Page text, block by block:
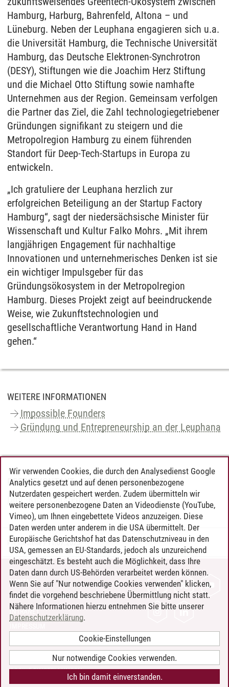
Hamburg, Harburg, Bahrenfeld, Altona – und
Lüneburg. Neben der Leuphana engagieren sich u.a.
die Universität Hamburg, die Technische Universität
Hamburg, das Deutsche Elektronen-Synchrotron
(DESY), Stiftungen wie die Joachim Herz Stiftung
und die Michael Otto Stiftung sowie namhafte
Unternehmen aus der Region. Gemeinsam verfolgen
die Partner das Ziel, die Zahl technologiegetriebener
Gründungen signifikant zu steigern und die
Metropolregion Hamburg zu einem führenden
Standort für Deep-Tech-Startups in Europa zu
entwickeln.
„Ich gratuliere der Leuphana herzlich zur
erfolgreichen Beteiligung an der Startup Factory
Hamburg“, sagt der niedersächsische Minister für
Wissenschaft und Kultur Falko Mohrs. „Mit ihrem
langjährigen Engagement für nachhaltige
Innovationen und unternehmerisches Denken ist sie
ein wichtiger Impulsgeber für das
Gründungsökosystem in der Metropolregion
Hamburg. Dieses Projekt zeigt auf beeindruckende
Weise, wie Zukunftstechnologien und
gesellschaftliche Verantwortung Hand in Hand
gehen.“
WEITERE INFORMATIONEN
Impossible Founders
Gründung und Entrepreneurship an der Leuphana
PRESSEKONTAKT - GRÜNDUNGSSERVICE
Dipl.-Kfm. Carsten Wille
Pressestelle/11.07.2025
KONTAKT
LEUPHANA ALS ARBEITGEBER
INTRANET
BARRIEREFREIHEIT
COOKIE-EINSTELLUNGEN
Wir verwenden Cookies, die durch den Analysedienst Google
Analytics gesetzt und auf denen personenbezogene
Nutzerdaten gespeichert werden. Zudem übermitteln wir
weitere personenbezogene Daten an Videodienste (YouTube,
Vimeo), um Ihnen eingebettete Videos anzuzeigen. Diese
Daten werden unter anderem in die USA übermittelt. Der
Europäische Gerichtshof hat das Datenschutzniveau in den
USA, gemessen an EU-Standards, jedoch als unzureichend
eingeschätzt. Es besteht auch die Möglichkeit, dass Ihre
Daten dann durch US-Behörden verarbeitet werden können.
Wenn Sie auf "Nur notwendige Cookies verwenden" klicken,
findet die vorgehend beschriebene Übermittlung nicht statt.
Nähere Informationen hierzu entnehmen Sie bitte unserer
Datenschutzerklärung.
Cookie-Einstellungen
Nur notwendige Cookies verwenden.
Ich bin damit einverstanden.